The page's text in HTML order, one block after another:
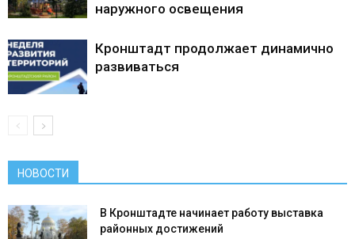
наружного освещения
Кронштадт продолжает динамично
развиваться
НОВОСТИ
В Кронштадте начинает работу выставка
районных достижений